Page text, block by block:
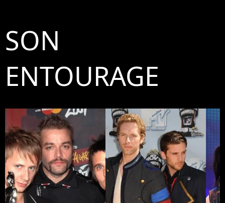
SON
ENTOURAGE